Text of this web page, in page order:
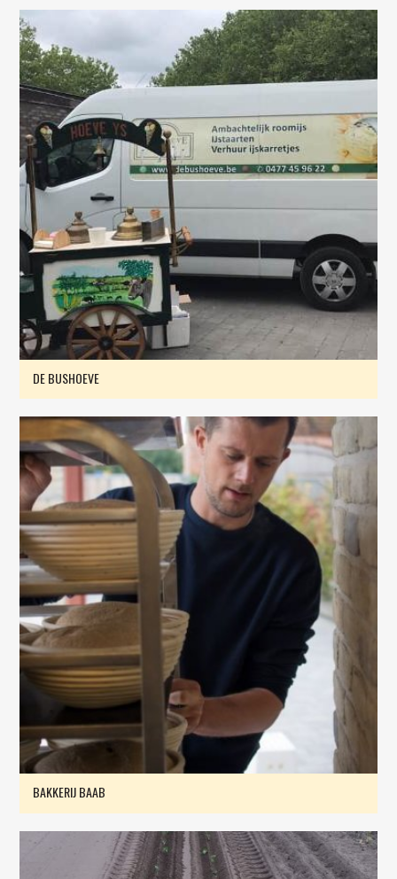
DE BUSHOEVE
BAKKERIJ BAAB